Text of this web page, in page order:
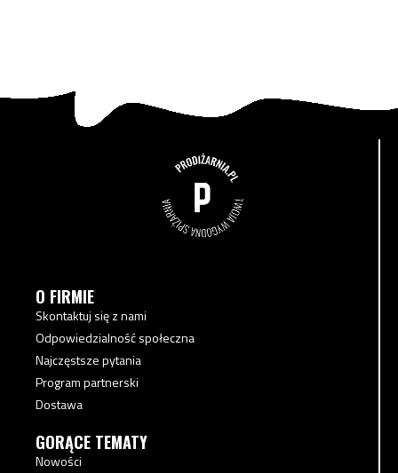
O FIRMIE
Skontaktuj się z nami
Odpowiedzialność społeczna
Najczęstsze pytania
Program partnerski
Dostawa
GORĄCE TEMATY
Nowości